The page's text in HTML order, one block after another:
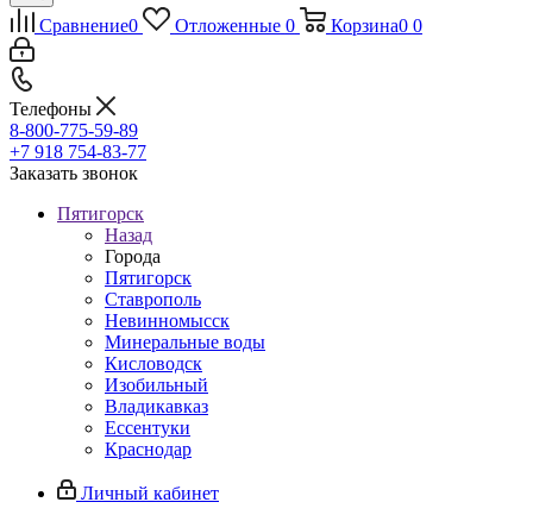
Сравнение0 Отложенные 0 Корзина0 0
Телефоны
8-800-775-59-89
+7 918 754-83-77
Заказать звонок
Пятигорск
Назад
Города
Пятигорск
Ставрополь
Невинномысск
Минеральные воды
Кисловодск
Изобильный
Владикавказ
Ессентуки
Краснодар
Личный кабинет